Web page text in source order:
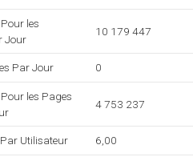
les
Jour
10 179 447
Par Jour 0
les Pages
4 753 237
Utilisateur 6,00